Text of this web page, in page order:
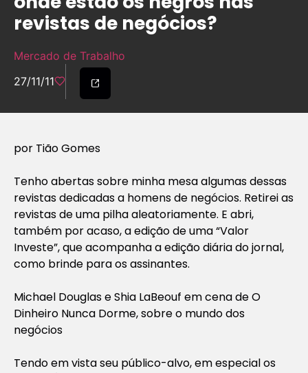
revistas de negócios?
Mercado de Trabalho
27/11/11
por Tião Gomes
Tenho abertas sobre minha mesa algumas dessas
revistas dedicadas a homens de negócios. Retirei as
revistas de uma pilha aleatoriamente. E abri,
também por acaso, a edição de uma “Valor
Investe”, que acompanha a edição diária do jornal,
como brinde para os assinantes.
Michael Douglas e Shia LaBeouf em cena de O
Dinheiro Nunca Dorme, sobre o mundo dos
negócios
Tendo em vista seu público-alvo, em especial os